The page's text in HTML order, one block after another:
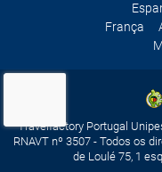
França
Travelfactory Portugal
RNAVT nº 3507 - Todos os
de Loulé 75, 1